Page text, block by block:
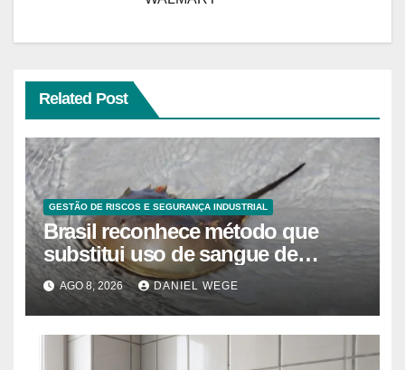
Related Post
GESTÃO DE RISCOS E SEGURANÇA INDUSTRIAL
Brasil reconhece método que
substitui uso de sangue de
caranguejo-ferradura em testes
farmacêuticos
AGO 8, 2026 DANIEL WEGE